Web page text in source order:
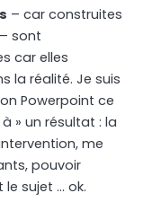
– car construites
sont
car elles
la réalité. Je suis
Powerpoint ce
» un résultat : la
me
pouvoir
sujet … ok.